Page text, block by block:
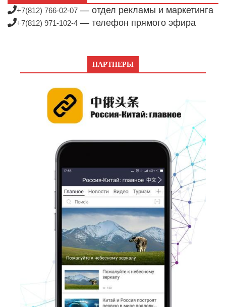
+7(812) 766-02-07 — отдел рекламы и маркетинга
+7(812) 971-102-4 — телефон прямого эфира
ПАРТНЕРЫ